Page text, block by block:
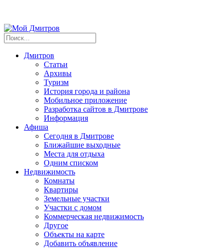
Дмитров
Статьи
Архивы
Туризм
История города и района
Мобильное приложение
Разработка сайтов в Дмитрове
Информация
Афиша
Сегодня в Дмитрове
Ближайшие выходные
Места для отдыха
Одним списком
Недвижимость
Комнаты
Квартиры
Земельные участки
Участки с домом
Коммерческая недвижимость
Другое
Объекты на карте
Добавить объявление